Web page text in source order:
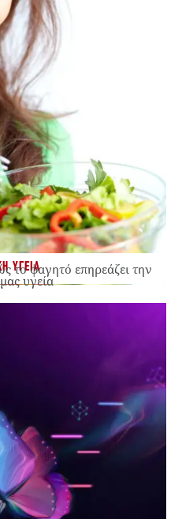
ΥΓΕΙΑ
το φαγητό επηρεάζει την
υγεία